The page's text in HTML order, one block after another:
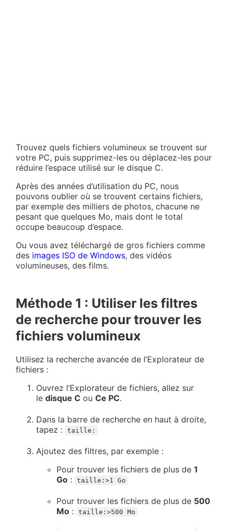
Trouvez quels fichiers volumineux se trouvent sur
votre PC, puis supprimez-les ou déplacez-les pour
réduire l’espace utilisé sur le disque C.
Après des années d’utilisation du PC, nous
pouvons oublier où se trouvent certains fichiers,
par exemple des milliers de photos, chacune ne
pesant que quelques Mo, mais dont le total
occupe beaucoup d’espace.
Ou vous avez téléchargé de gros fichiers comme
des images ISO de Windows, des vidéos
volumineuses, des films.
Méthode 1 : Utiliser les filtres
de recherche pour trouver les
fichiers volumineux
Utilisez la recherche avancée de l’Explorateur de
fichiers :
Ouvrez l’Explorateur de fichiers, allez sur
ledisque C ouCe PC.
Dans la barre de recherche en haut à droite,
tapez :
taille:
Ajoutez des filtres, par exemple :
Pour trouver les fichiers de plus de1
Go : taille:>1 Go
Pour trouver les fichiers de plus de 500
Mo : taille:>500 Mo